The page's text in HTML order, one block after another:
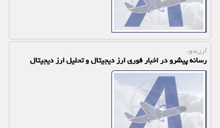
ارزیدو،
رسانه پیشرو در اخبار فوری ارز دیجیتال و تحلیل ارز دیجیتال